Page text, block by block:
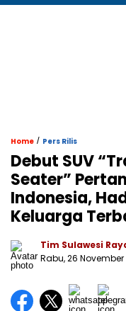
Home / Pers Rilis
Debut SUV
Seater”
Indonesia,
Keluarga
Tim Sulawesi
Rabu, 26 November